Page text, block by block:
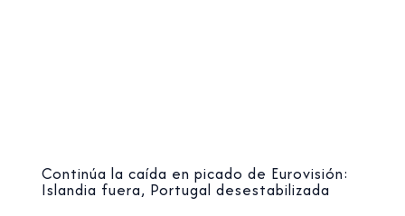
Continúa la caída en picado de Eurovisión:
Islandia fuera, Portugal desestabilizada